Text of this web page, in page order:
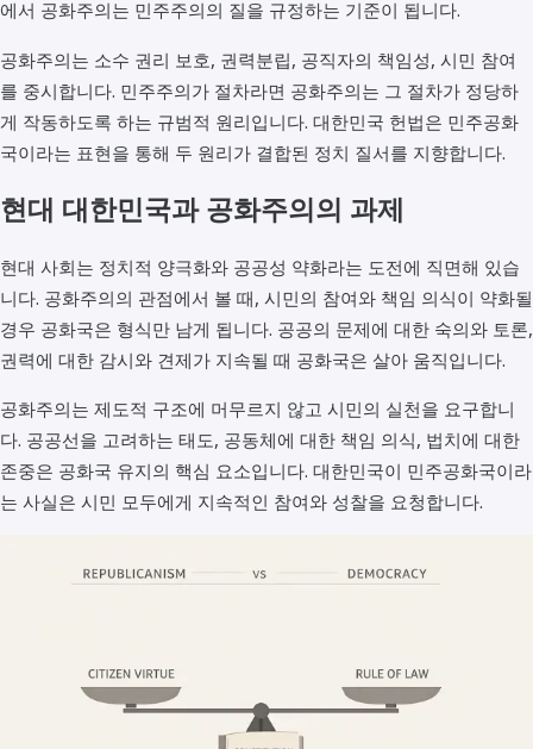
에서 공화주의는 민주주의의 질을 규정하는 기준이 됩니다.
공화주의는 소수 권리 보호, 권력분립, 공직자의 책임성, 시민 참여
를 중시합니다. 민주주의가 절차라면 공화주의는 그 절차가 정당하
게 작동하도록 하는 규범적 원리입니다. 대한민국 헌법은 민주공화
국이라는 표현을 통해 두 원리가 결합된 정치 질서를 지향합니다.
현대 대한민국과 공화주의의 과제
현대 사회는 정치적 양극화와 공공성 약화라는 도전에 직면해 있습
니다. 공화주의의 관점에서 볼 때, 시민의 참여와 책임 의식이 약화될
경우 공화국은 형식만 남게 됩니다. 공공의 문제에 대한 숙의와 토론,
권력에 대한 감시와 견제가 지속될 때 공화국은 살아 움직입니다.
공화주의는 제도적 구조에 머무르지 않고 시민의 실천을 요구합니
다. 공공선을 고려하는 태도, 공동체에 대한 책임 의식, 법치에 대한
존중은 공화국 유지의 핵심 요소입니다. 대한민국이 민주공화국이라
는 사실은 시민 모두에게 지속적인 참여와 성찰을 요청합니다.